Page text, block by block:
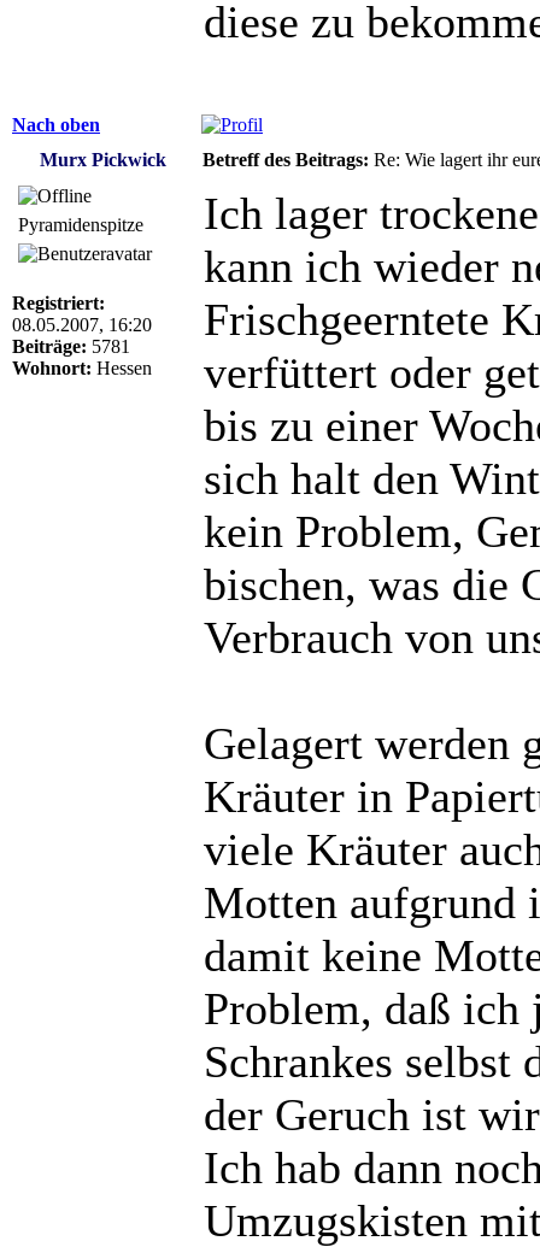
diese zu
Nach oben
Murx Pickwick
Betreff des Beitrags: Re: Wie lagert ihr
Pyramidenspitze
Registriert:
08.05.2007, 16:20
Beiträge: 5781
Wohnort: Hessen
Ich lager
kann ich wieder
Frischgeerntete
verfüttert oder
bis zu einer
sich halt den
kein Problem,
bischen, was die
Verbrauch von
Gelagert werden
Kräuter in
viele Kräuter
Motten aufgrund
damit keine
Problem, daß ich
Schrankes selbst
der Geruch ist
Ich hab dann
Umzugskisten